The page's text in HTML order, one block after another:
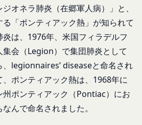
オネラ肺炎（在郷軍人病）」と、
「ポンティアック熱」が知られて
は、1976年、米国フィラデルフ
集会（Legion）で集団肺炎として
legionnaires’ diseaseと命名され
、ポンティアック熱は、1968年に
州ポンティアック（Pontiac）にお
んで命名されました。
けた名前、端末の種類、電話番
ザー名、もしくはメールアドレ
提供することを選択したその他の
する場合があります。
は携帯端末上で当社のサービス
置情報を提供することを認めた
様の位置情報を取得することが
客様のブラウザや端末の設定に
希望する法人、団体、個人をい
法に従って、登録希望者が行う
録をいいます。
用者が会員登録時に登録した当社
ービス利用中に当社が必要と判
た情報及びこれらの情報について